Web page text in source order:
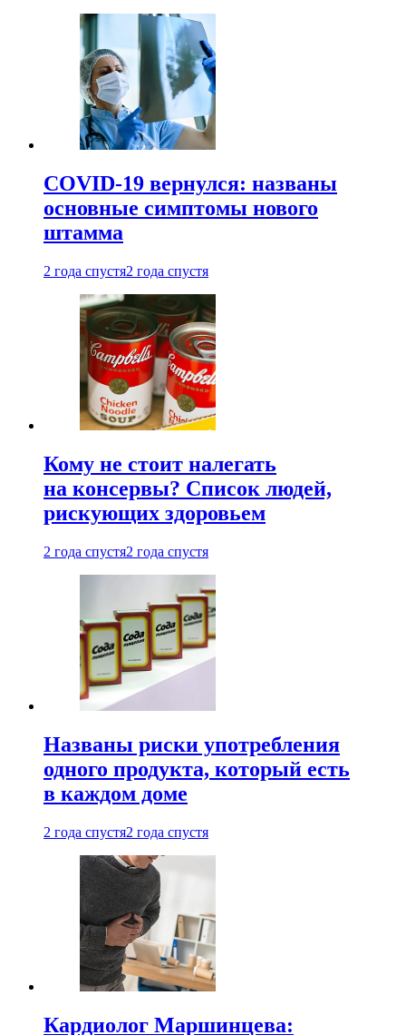
COVID-19 вернулся: названы
основные симптомы нового
штамма
2 года спустя2 года спустя
Кому не стоит налегать
на консервы? Список людей,
рискующих здоровьем
2 года спустя2 года спустя
Названы риски употребления
одного продукта, который есть
в каждом доме
2 года спустя2 года спустя
Кардиолог Маршинцева: